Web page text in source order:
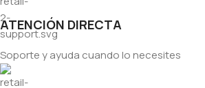
ATENCIÓN DIRECTA
Soporte y ayuda cuando lo necesites